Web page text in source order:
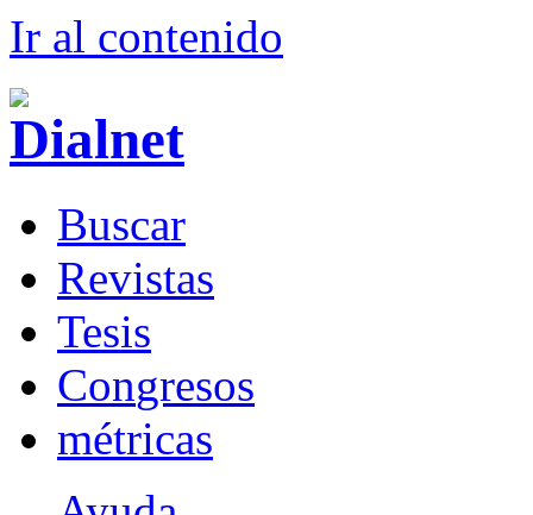
Ir al contenido
Buscar
Revistas
Tesis
Congresos
métricas